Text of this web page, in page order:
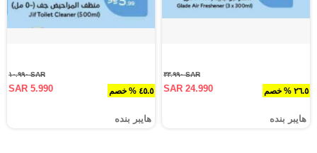
٢٦.٥ % خصم
SAR ٣٣.٩٩٠
SAR 24.990
هايبر بنده
٤٥.٥ % خصم
SAR ١٠.٩٩٠
SAR 5.990
هايبر بنده